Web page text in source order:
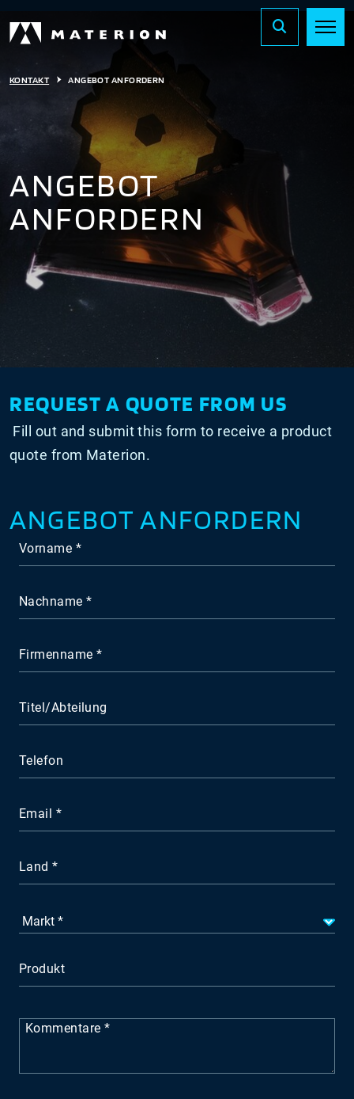
KONTAKT ANGEBOT ANFORDERN
ANGEBOT
ANFORDERN
REQUEST A QUOTE FROM US
Fill out and submit this form to receive a product
quote from Materion.
ANGEBOT ANFORDERN
Vorname
Nachname
Firmenname
Titel/Abteilung
Telefon
Email
Land
Produkt
Kommentare